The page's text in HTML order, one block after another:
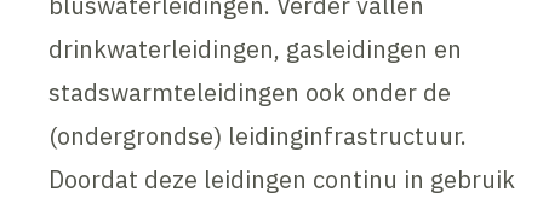
drinkwaterleidingen, gasleidingen en
stadswarmteleidingen ook onder de
(ondergrondse) leidinginfrastructuur.
Doordat deze leidingen continu in gebruik